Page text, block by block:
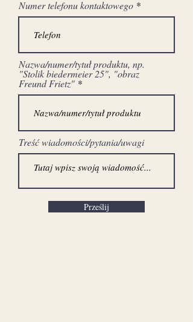
Numer telefonu kontaktowego
Nazwa/numer/tytuł produktu, np.
"Stolik biedermeier 25", "obraz
Freund Frietz"
Treść wiadomości/pytania/uwagi
Prześlij